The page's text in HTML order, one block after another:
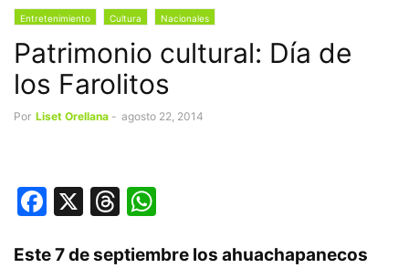
Entretenimiento Cultura Nacionales
Patrimonio cultural: Día de
los Farolitos
Por Liset Orellana - agosto 22, 2014
Facebook
X Threads
Este 7 de septiembre los ahuachapanecos